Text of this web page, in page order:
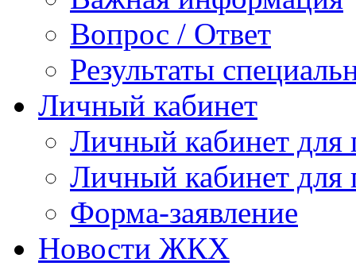
Вопрос / Ответ
Результаты
Личный кабинет
Личный кабинет
Личный кабинет
Форма-заявление
Новости ЖКХ